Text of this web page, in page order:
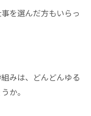
を選んだ方もいらっ
みは、どんどんゆる
か。